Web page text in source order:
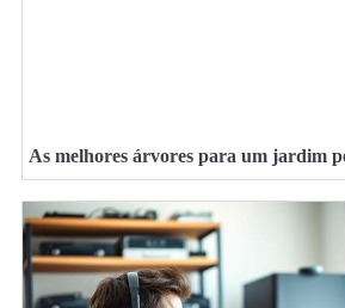
As melhores árvores para um jardim